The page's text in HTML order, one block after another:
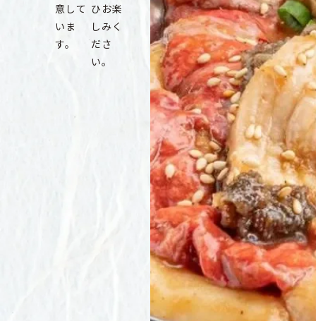
意して
いま
す。
ひお楽
しみく
ださ
い。